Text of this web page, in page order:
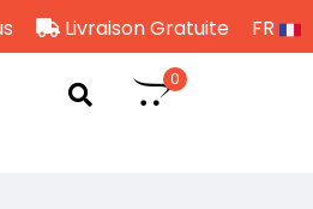
Livraison Gratuite FR
0